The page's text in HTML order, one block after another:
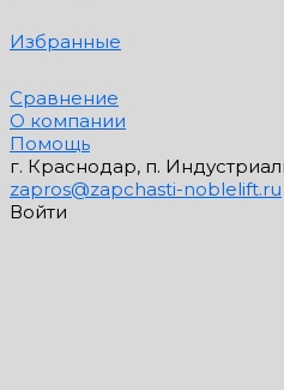
Избранные
Сравнение
О компании
Помощь
г. Краснодар, п.
zapros@zapchasti-noblelift.ru
Войти